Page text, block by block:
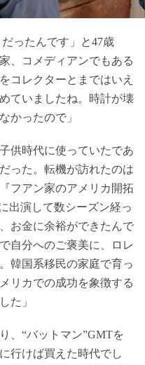
ったんです」と47歳
、コメディアンでもある
コレクターとまではいえ
ていましたね。時計が壊
かったので」
供時代に使っていたであ
った。転機が訪れたのは
フアン家のアメリカ開拓
出演して数シーズン経っ
お金に余裕ができたんで
自分へのご褒美に、ロレ
韓国系移民の家庭で育っ
リカでの成功を象徴する
た」
、“バットマン”GMTを
行けば買えた時代でし